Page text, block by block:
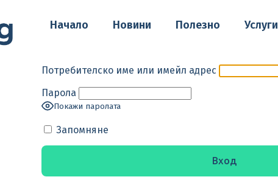
Начало Новини Полезно Услуги
Потребителско име или имейл адрес
Парола
Покажи паролата
Запомняне